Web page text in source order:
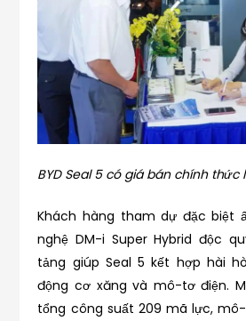
BYD Seal 5 có giá bán chính thức
Khách hàng tham dự đặc biệt
nghệ DM-i Super Hybrid độc
tảng giúp Seal 5 kết hợp hài
động cơ xăng và mô-tơ điện.
tổng công suất 209 mã lực,